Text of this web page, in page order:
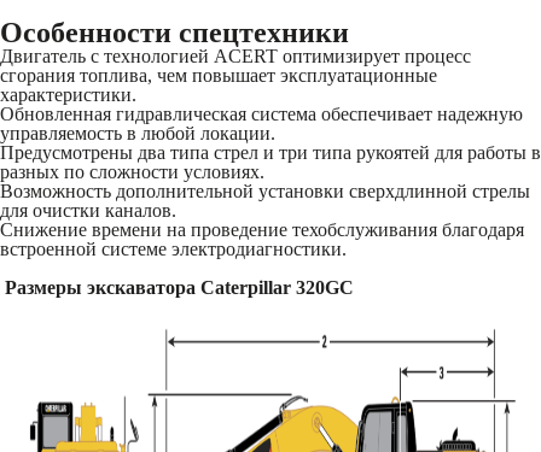
Особенности спецтехники
Двигатель с технологией ACERT оптимизирует процесс
сгорания топлива, чем повышает эксплуатационные
характеристики.
Обновленная гидравлическая система обеспечивает надежную
управляемость в любой локации.
Предусмотрены два типа стрел и три типа рукоятей для работы в
разных по сложности условиях.
Возможность дополнительной установки сверхдлинной стрелы
для очистки каналов.
Снижение времени на проведение техобслуживания благодаря
встроенной системе электродиагностики.
Размеры экскаватора Caterpillar 320GC